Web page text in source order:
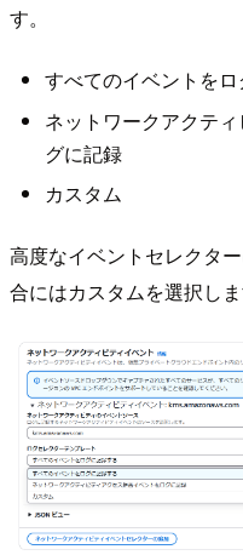
す。
すべてのイベントを
ネットワークアクテ
グに記録
カスタム
高度なイベントセレクタ
合にはカスタムを選択しま